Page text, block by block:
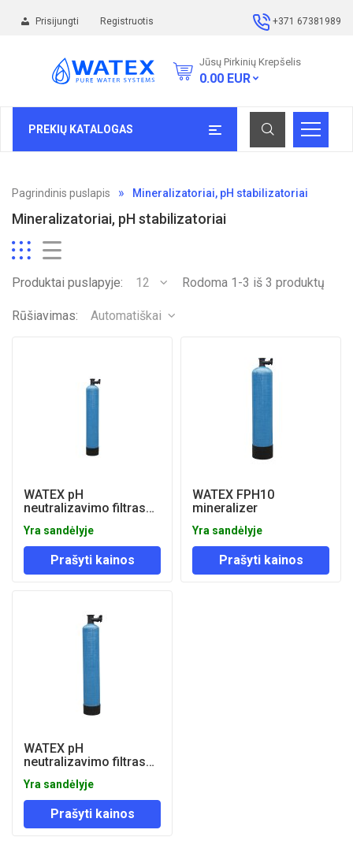
Prisijungti Registruotis +371 67381989
Jūsų Pirkinių Krepšelis
0.00 EUR
PREKIŲ KATALOGAS
Pagrindinis puslapis Mineralizatoriai, pH stabilizatoriai
Mineralizatoriai, pH stabilizatoriai
Produktai puslapyje: 12 Rodoma 1-3 iš 3 produktų
Rūšiavimas: Automatiškai
WATEX pH
neutralizavimo filtras
Yra sandėlyje
Prašyti kainos
WATEX FPH10
mineralizer
Yra sandėlyje
Prašyti kainos
WATEX pH
neutralizavimo filtras
Yra sandėlyje
Prašyti kainos